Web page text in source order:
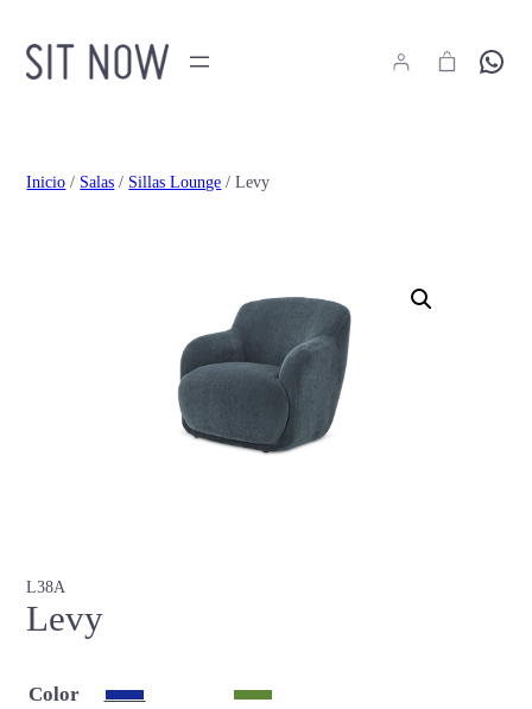
Hola
Inicio / Salas / Sillas Lounge / Levy
L38A
Levy
Color